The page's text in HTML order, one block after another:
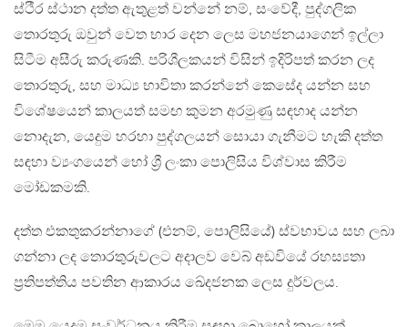
ස්ථීර ස්ථාන දත්ත ඇතුළත් වන්නේ නම්, සංවේදී, පුද්ගලික
තොරතුරු ඔවුන් වෙත භාර දෙන ලෙස මහජනයාගෙන් ඉල්ලා
සිටීම අසීරු කරුණකි. පරිශීලකයන් විසින් ඉදිරිපත් කරන ලද
තොරතුරු, සහ මාධ්‍ය භාවිතා කරන්නේ කෙසේද යන්න සහ
විශේෂයෙන් කාලයත් සමඟ කුමන අරමුණු සඳහාද යන්න
නොදැන, යෙදුම හරහා පුද්ගලයන් සොයා ගැනීමට හැකි දත්ත
සඳහා ව්‍යංගයෙන් හෝ ශ්‍රී ලංකා පොලිසිය විශ්වාස කිරීම
මෝඩකමකි.
දත්ත එකතුකරන්නාගේ (එනම්, පොලිසියේ) ස්වභාවය සහ ලබා
ගන්නා ලද තොරතුරුවලට අදාලව වෙබ් අඩවියේ රහස්‍යතා
ප්‍රතිපත්තිය පවතින ආකාරය ඛේදජනක ලෙස දුර්වලය.